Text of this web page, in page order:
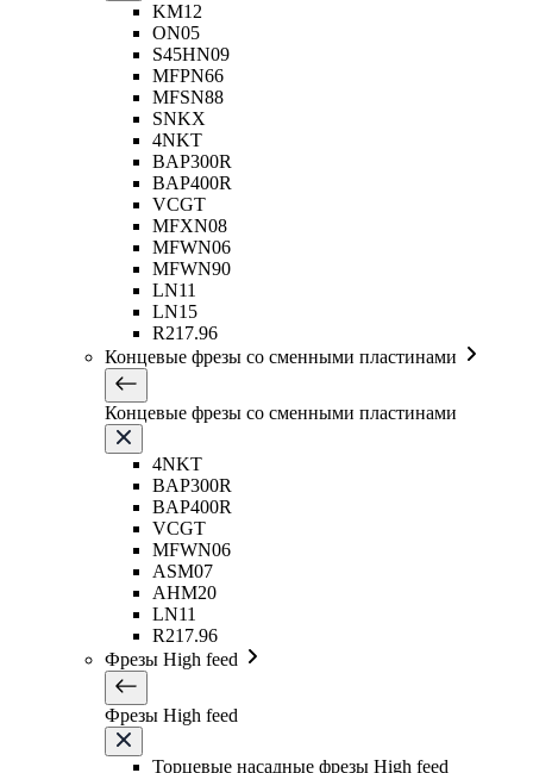
KM12
ON05
S45HN09
MFPN66
MFSN88
SNKX
4NKT
BAP300R
BAP400R
VCGT
MFXN08
MFWN06
MFWN90
LN11
LN15
R217.96
Концевые фрезы со сменными пластинами
Концевые фрезы со сменными пластинами
4NKT
BAP300R
BAP400R
VCGT
MFWN06
ASM07
AHM20
LN11
R217.96
Фрезы High feed
Фрезы High feed
Торцевые насадные фрезы High feed